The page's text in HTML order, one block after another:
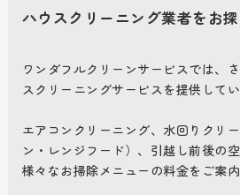
ハウスクリーニング業者をお
ワンダフルクリーンサービスでは、
スクリーニングサービスを提供してい
エアコンクリーニング、水回りクリ
ン・レンジフード）、引越し前後の
様々なお掃除メニューの料金をご案内